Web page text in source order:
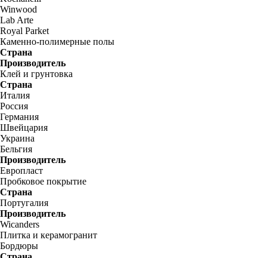
Winwood
Lab Arte
Royal Parket
Каменно-полимерные полы
Страна
Производитель
Клей и грунтовка
Страна
Италия
Россия
Германия
Швейцария
Украина
Бельгия
Производитель
Европласт
Пробковое покрытие
Страна
Португалия
Производитель
Wicanders
Плитка и керамогранит
Бордюры